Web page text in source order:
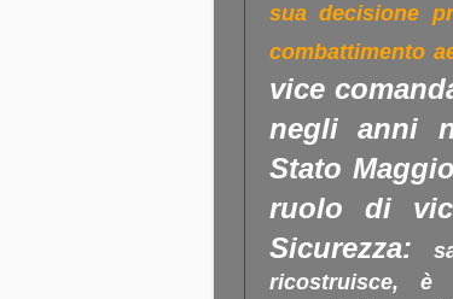
sua decisione
combattimento
vice
negli anni
Stato
ruolo di
Sicurezza:
ricostruisce, è